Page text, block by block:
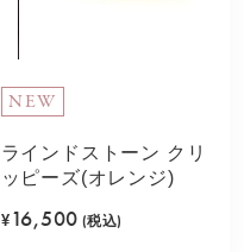
NEW
ラインドストーン クリ
ッピーズ(オレンジ)
¥ 16,500 (税込)